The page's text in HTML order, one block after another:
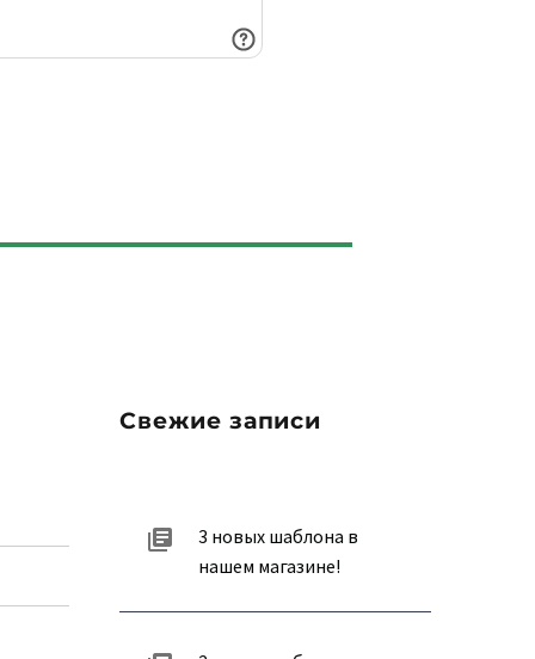
Свежие записи
3 новых шаблона в
нашем магазине!